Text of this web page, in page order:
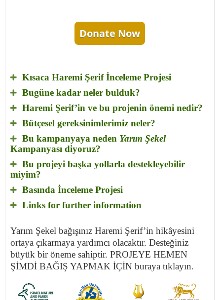
Donate Now
Kısaca Haremi Şerif İnceleme Projesi
Bugüne kadar neler bulduk?
Haremi Şerif’in ve bu projenin önemi nedir?
Bütçesel gereksinimlerimiz neler?
Bu kampanyaya neden Yarım Şekel
Kampanyası diyoruz?
Bu projeyi başka yollarla destekleyebilir
miyim?
Basında İnceleme Projesi
Links for further information
Yarım Şekel bağışınız Haremi Şerif’in hikâyesini
ortaya çıkarmaya yardımcı olacaktır. Desteğiniz
büyük bir öneme sahiptir. PROJEYE HEMEN
ŞİMDİ BAĞIŞ YAPMAK İÇİN buraya tıklayın.